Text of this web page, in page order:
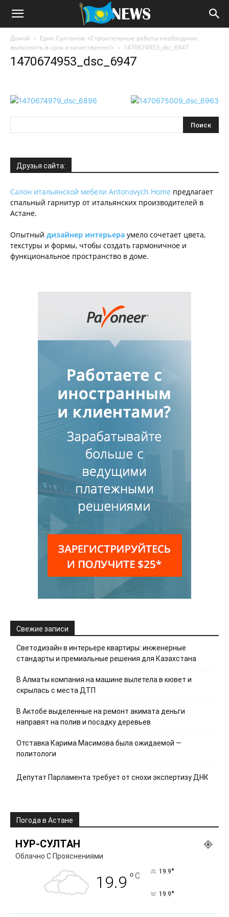
Домой
Ерик Султанов: «Строительные работы необходимо
выполнять в срок и качественно!»
1470674953_dsc_6947
1470674953_dsc_6947
Друзья сайта:
Салон итальянской мебели Antonovych Home предлагает
спальный гарнитур от итальянских производителей в
Астане.
Опытный дизайнер интерьера умело сочетает цвета,
текстуры и формы, чтобы создать гармоничное и
функциональное пространство в доме.
Свежие записи
Светодизайн в интерьере квартиры: инженерные
стандарты и премиальные решения для Казахстана
В Алматы компания на машине вылетела в кювет и
скрылась с места ДТП
В Актобе выделенные на ремонт акимата деньги
направят на полив и посадку деревьев
Отставка Карима Масимова была ожидаемой —
политологи
Депутат Парламента требует от снохи экспертизу ДНК
Погода в Астане
НУР-СУЛТАН
Облачно С Прояснениями
19.9 °C 19.9°
19.9°